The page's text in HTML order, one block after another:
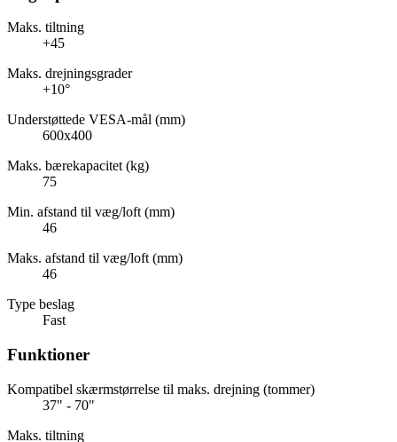
Maks. tiltning
+45
Maks. drejningsgrader
+10°
Understøttede VESA-mål (mm)
600x400
Maks. bærekapacitet (kg)
75
Min. afstand til væg/loft (mm)
46
Maks. afstand til væg/loft (mm)
46
Type beslag
Fast
Funktioner
Kompatibel skærmstørrelse til maks. drejning (tommer)
37" - 70"
Maks. tiltning